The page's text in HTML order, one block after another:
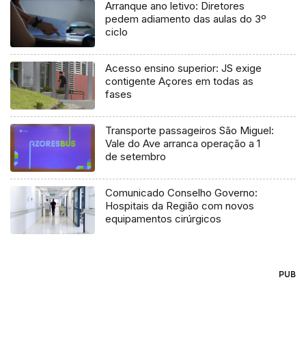
Arranque ano letivo: Diretores
pedem adiamento das aulas do 3º
ciclo
Acesso ensino superior: JS exige
contigente Açores em todas as
fases
Transporte passageiros São Miguel:
Vale do Ave arranca operação a 1
de setembro
Comunicado Conselho Governo:
Hospitais da Região com novos
equipamentos cirúrgicos
PUB